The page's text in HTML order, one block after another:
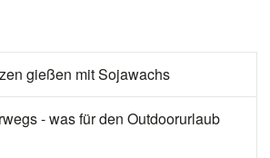
gießen mit Sojawachs
- was für den Outdoorurlaub